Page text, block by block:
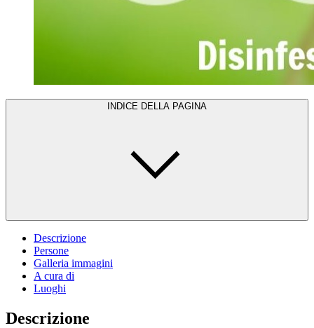
INDICE DELLA PAGINA
Descrizione
Persone
Galleria immagini
A cura di
Luoghi
Descrizione